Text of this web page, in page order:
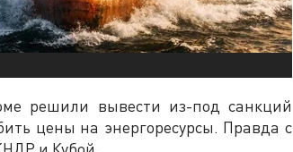
решили вывести из-под санкций
цены на энергоресурсы. Правда с
и Кубой.